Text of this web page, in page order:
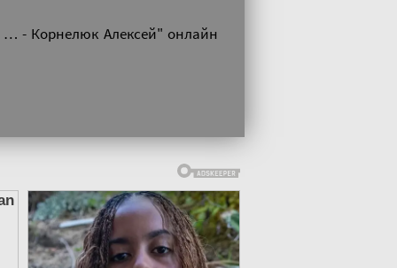
- Корнелюк Алексей" онлайн